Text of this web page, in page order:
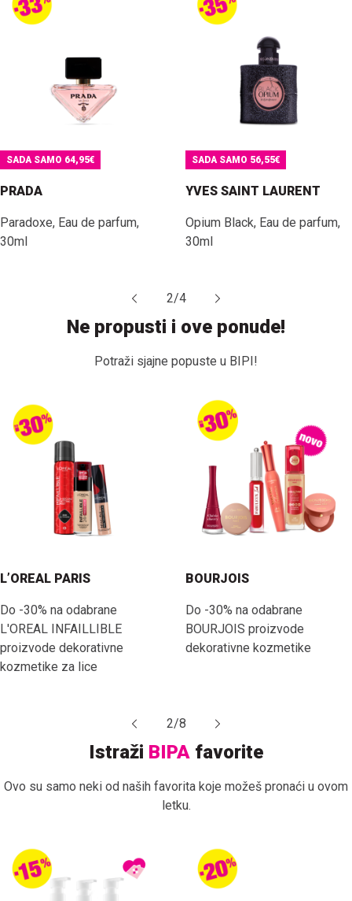
SADA SAMO 64,95€
PRADA
Paradoxe, Eau de parfum,
30ml
SADA SAMO 56,55€
YVES SAINT LAURENT
Opium Black, Eau de parfum,
30ml
2/4
Ne propusti i ove ponude!
Potraži sjajne popuste u BIPI!
L’OREAL PARIS
Do -30% na odabrane
L'OREAL INFAILLIBLE
proizvode dekorativne
kozmetike za lice
BOURJOIS
Do -30% na odabrane
BOURJOIS proizvode
dekorativne kozmetike
2/8
Istraži BIPA favorite
Ovo su samo neki od naših favorita koje možeš pronaći u ovom
letku.